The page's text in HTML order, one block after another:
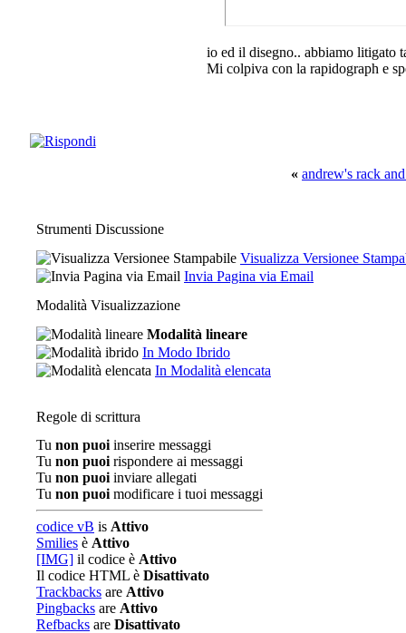
io ed il disegno.. abbiamo litigato
Mi colpiva con la rapidograph e
« andrew's rack
Strumenti Discussione
Visualizza Versionee
Invia Pagina via Email
Modalità Visualizzazione
Modalità lineare
In Modo Ibrido
In Modalità elencata
Regole di scrittura
Tu non puoi inserire messaggi
Tu non puoi rispondere ai messaggi
Tu non puoi inviare allegati
Tu non puoi modificare i tuoi messaggi
codice vB is Attivo
Smilies è Attivo
[IMG] il codice è Attivo
Il codice HTML è Disattivato
Trackbacks are Attivo
Pingbacks are Attivo
Refbacks are Disattivato